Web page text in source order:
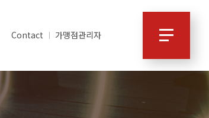
Contact 가맹점관리자